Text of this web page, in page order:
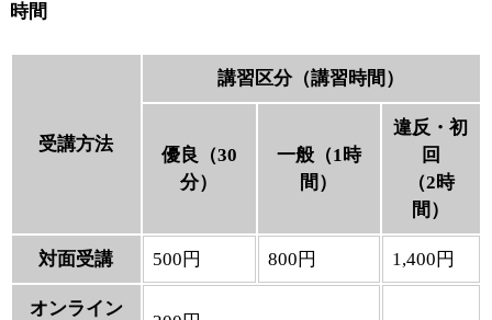
時間
受講方法
講習区分（講習時間）
優良（30
分）
一般（1時
間）
違反・初
回
（2時
間）
対面受講 500円 800円 1,400円
オンライン